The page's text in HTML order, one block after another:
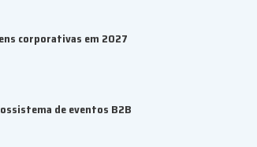
corporativas em 2027
de eventos B2B